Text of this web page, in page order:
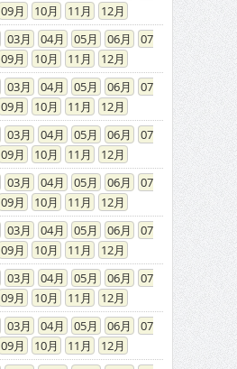
09 10 11
12
03 04 05 06
07
09 10 11
12
03 04 05 06
07
09 10 11
12
03 04 05 06
07
09 10 11
12
03 04 05 06
07
09 10 11
12
03 04 05 06
07
09 10 11
12
03 04 05 06
07
09 10 11
12
03 04 05 06
07
09 10 11
12